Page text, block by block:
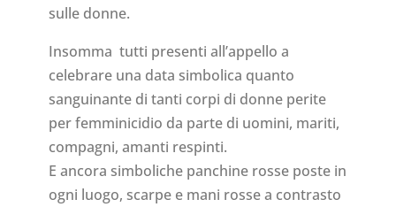
sulle donne.
Insomma tutti presenti all’appello a
celebrare una data simbolica quanto
sanguinante di tanti corpi di donne perite
per femminicidio da parte di uomini, mariti,
compagni, amanti respinti.
E ancora simboliche panchine rosse poste in
ogni luogo, scarpe e mani rosse a contrasto